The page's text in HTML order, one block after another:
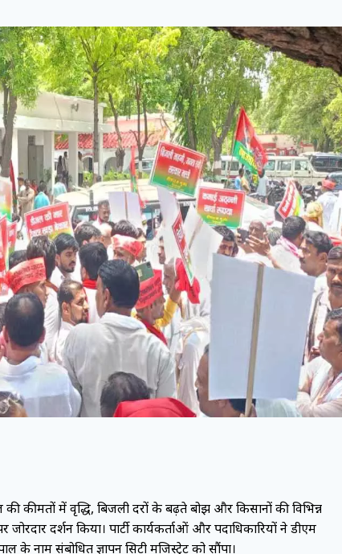
कीमतों में वृद्धि, बिजली दरों के बढ़ते बोझ और किसानों की विभिन्न
प्रदर्शन किया। पार्टी कार्यकर्ताओं और पदाधिकारियों ने डीएम
नाम संबोधित ज्ञापन सिटी मजिस्ट्रेट को सौंपा।